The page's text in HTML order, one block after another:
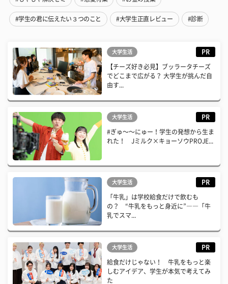
#学生の君に伝えたい３つのこと #大学生正直レビュー #診断
大学生活 PR
【チーズ好き必見】ブッラータチーズ
でどこまで広がる？ 大学生が挑んだ自
由す...
大学生活 PR
#ぎゅ〜〜にゅー！学生の発想から生ま
れた！ Jミルク×キョーソウPROJE...
大学生活 PR
「牛乳」は学校給食だけで飲むも
の？ “牛乳をもっと身近に”――「牛
乳でスマ...
大学生活 PR
給食だけじゃない！ 牛乳をもっと楽
しむアイデア、学生が本気で考えてみ
た